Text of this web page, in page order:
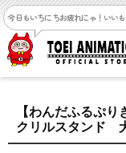
今日もいちにちお疲れにゃ！ いい
【わんだふるぷ
クリルスタンド